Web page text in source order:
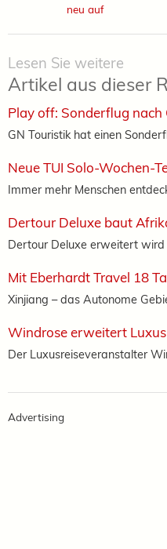
neu auf
Lesen Sie weitere
Artikel aus dieser
Play off: Sonderflug nach
GN Touristik hat einen
Neue TUI Solo-Wochen-
Immer mehr Menschen
Dertour Deluxe baut
Dertour Deluxe erweitert wird
Mit Eberhardt Travel 18
Xinjiang – das Autonome
Windrose erweitert
Der Luxusreiseveranstalter
Advertising